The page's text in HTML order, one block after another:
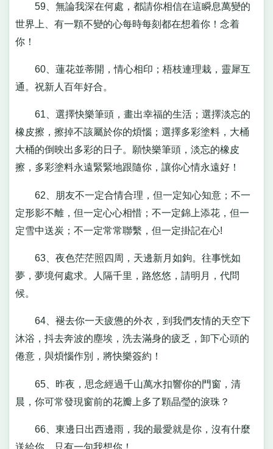
59、無論我深在何處，都請你相信在這瞬息萬變的
世界上、有一顆不變的心每時每刻都在想着你！念着
你！
60、蓮花並蒂開，情心相印；梧枝連理栽，靈犀互
通。祝新人百年好合。
61、選擇快樂筆頭，畫出幸福的生活；選擇淡忘的
橡皮擦，擦掉不該屬於你的煩惱；選擇多彩塗料，大桶
大桶的倒映出多彩的日子。願快樂筆頭，淡忘的橡皮
擦，多彩塗料永遠緊緊地跟隨你，讓你心情永遠好！
62、朋友不一定合情合理，但一定知心知意；不一
定形影不離，但一定心心相惜；不一定錦上添花，但一
定雪中送炭；不一定常常聯繫，但一定掛記在心!
63、夜色茫茫照四周，天邊新月如鉤。往事恍如
夢，夢境何處求。人隔千里，路悠悠，請明月，代問
候。
64、褪去你一天疲憊的外衣，到我們友情的天空下
沐浴，抖去奔波的塵埃，洗去滿身的疲乏，卸下心頭的
倦意，與煩惱作別，將快樂簽約！
65、昨夜，思念經過千山萬水扣響你的門窗，清
晨，你可常發現窗前的花瓣上多了顆晶瑩的淚珠？
66、東邊日出西邊雨，我的最愛就是你，沒有什麼
送給你，只有一句我想你！